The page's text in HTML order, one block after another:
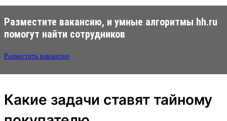
Разместите вакансию, и умные алгоритмы hh.ru
помогут найти сотрудников
Разместить вакансию
Какие задачи ставят тайному